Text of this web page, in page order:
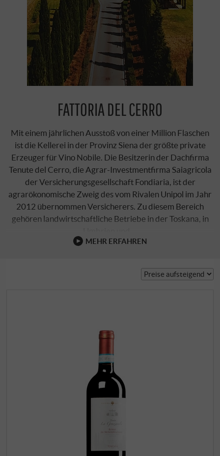
FATTORIA DEL CERRO
Mit einem jährlichen Ausstoß von einer Million Flaschen
ist die Kellerei in der Provinz Siena der größte private
Erzeuger für Vino Nobile. Die Besitzerin der Dachfirma
Tenute del Cerro, die Agrar-Investmentfirma Saiagricola
der Versicherungsgesellschaft Fondiaria, ist der
agrarökonomische Zweig des vom Rivalen Unipol im Jahr
2012 übernommen Versicherers. Zu diesem Bereich
gehören landwirtschaftliche Betriebe in der Toskana, in
MEHR ERFAHREN